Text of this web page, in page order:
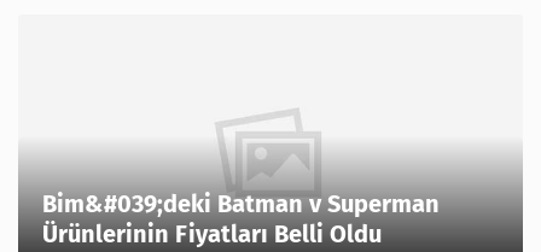
Bim&#039;deki Batman v Superman
Ürünlerinin Fiyatları Belli Oldu